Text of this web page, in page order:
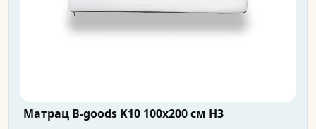
Матрац B-goods K10 100x200 см H3